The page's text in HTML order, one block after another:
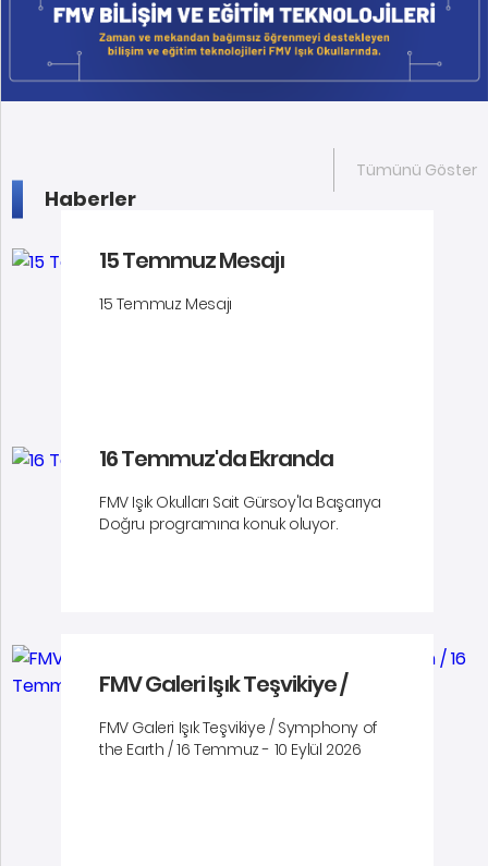
Haberler
Tümünü Göster
15 Temmuz Mesajı
15 Temmuz Mesajı
16 Temmuz'da Ekranda
FMV Işık Okulları Sait Gürsoy'la Başarıya
Doğru programına konuk oluyor.
FMV Galeri Işık Teşvikiye /
Symphony of the Earth / 16
Temmuz - 10 Eylül 2026
FMV Galeri Işık Teşvikiye / Symphony of
the Earth / 16 Temmuz - 10 Eylül 2026